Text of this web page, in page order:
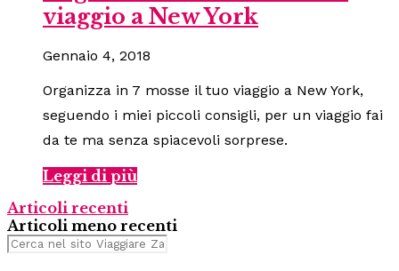
viaggio a New York
Gennaio 4, 2018
Organizza in 7 mosse il tuo viaggio a New York,
seguendo i miei piccoli consigli, per un viaggio fai
da te ma senza spiacevoli sorprese.
Leggi di più
Articoli recenti
Articoli meno recenti